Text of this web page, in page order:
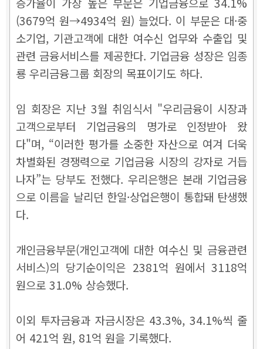
(3679억 원→4934억 원) 늘었다. 이 부문은 대·중
소기업, 기관고객에 대한 여수신 업무와 수출입 및
관련 금융서비스를 제공한다. 기업금융 성장은 임종
룡 우리금융그룹 회장의 목표이기도 하다.
임 회장은 지난 3월 취임식서 "우리금융이 시장과
고객으로부터 기업금융의 명가로 인정받아 왔
다"며, “이러한 평가를 소중한 자산으로 여겨 더욱
차별화된 경쟁력으로 기업금융 시장의 강자로 거듭
나자”는 당부도 전했다. 우리은행은 본래 기업금융
으로 이름을 날리던 한일·상업은행이 통합돼 탄생했
다.
개인금융부문(개인고객에 대한 여수신 및 금융관련
서비스)의 당기순이익은 2381억 원에서 3118억
원으로 31.0% 상승했다.
이외 투자금융과 자금시장은 43.3%, 34.1%씩 줄
어 421억 원, 81억 원을 기록했다.